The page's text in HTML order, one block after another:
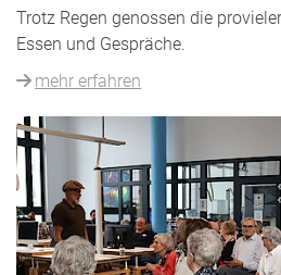
Trotz Regen genossen die
Essen und Gespräche.
mehr erfahren